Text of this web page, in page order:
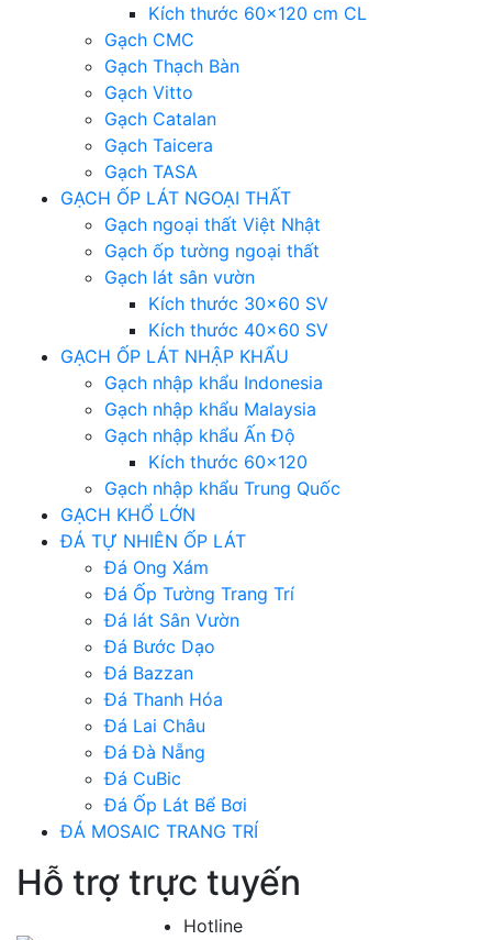
Kích thước 60×120 cm CL
Gạch CMC
Gạch Thạch Bàn
Gạch Vitto
Gạch Catalan
Gạch Taicera
Gạch TASA
GẠCH ỐP LÁT NGOẠI THẤT
Gạch ngoại thất Việt Nhật
Gạch ốp tường ngoại thất
Gạch lát sân vườn
Kích thước 30×60 SV
Kích thước 40×60 SV
GẠCH ỐP LÁT NHẬP KHẨU
Gạch nhập khẩu Indonesia
Gạch nhập khẩu Malaysia
Gạch nhập khẩu Ấn Độ
Kích thước 60×120
Gạch nhập khẩu Trung Quốc
GẠCH KHỔ LỚN
ĐÁ TỰ NHIÊN ỐP LÁT
Đá Ong Xám
Đá Ốp Tường Trang Trí
Đá lát Sân Vườn
Đá Bước Dạo
Đá Bazzan
Đá Thanh Hóa
Đá Lai Châu
Đá Đà Nẵng
Đá CuBic
Đá Ốp Lát Bể Bơi
ĐÁ MOSAIC TRANG TRÍ
Hỗ trợ trực tuyến
Hotline